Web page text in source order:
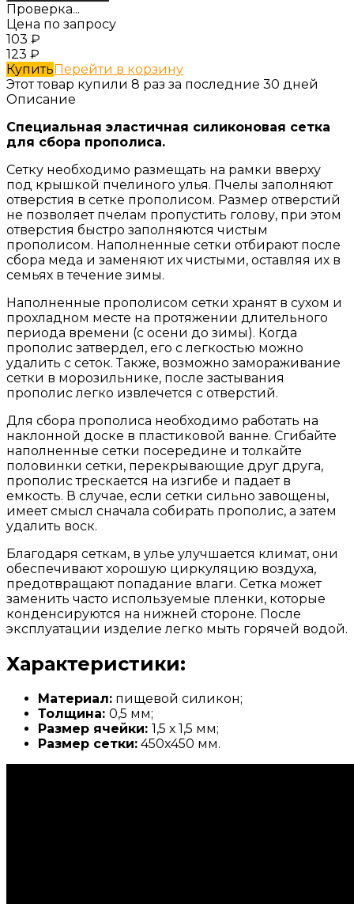
Проверка...
Цена по запросу
103 ₽
123 ₽
КупитьПерейти в корзину
Этот товар купили 8 раз за последние 30 дней
Описание
Специальная эластичная силиконовая сетка
для сбора прополиса.
Сетку необходимо размещать на рамки вверху
под крышкой пчелиного улья. Пчелы заполняют
отверстия в сетке прополисом. Размер отверстий
не позволяет пчелам пропустить голову, при этом
отверстия быстро заполняются чистым
прополисом. Наполненные сетки отбирают после
сбора меда и заменяют их чистыми, оставляя их в
семьях в течение зимы.
Наполненные прополисом сетки хранят в сухом и
прохладном месте на протяжении длительного
периода времени (с осени до зимы). Когда
прополис затвердел, его с легкостью можно
удалить с сеток. Также, возможно замораживание
сетки в морозильнике, после застывания
прополис легко извлечется с отверстий.
Для сбора прополиса необходимо работать на
наклонной доске в пластиковой ванне. Сгибайте
наполненные сетки посередине и толкайте
половинки сетки, перекрывающие друг друга,
прополис трескается на изгибе и падает в
емкость. В случае, если сетки сильно завощены,
имеет смысл сначала собирать прополис, а затем
удалить воск.
Благодаря сеткам, в улье улучшается климат, они
обеспечивают хорошую циркуляцию воздуха,
предотвращают попадание влаги. Сетка может
заменить часто используемые пленки, которые
конденсируются на нижней стороне. После
эксплуатации изделие легко мыть горячей водой.
Характеристики:
Материал: пищевой силикон;
Толщина: 0,5 мм;
Размер ячейки: 1,5 х 1,5 мм;
Размер сетки: 450x450 мм.